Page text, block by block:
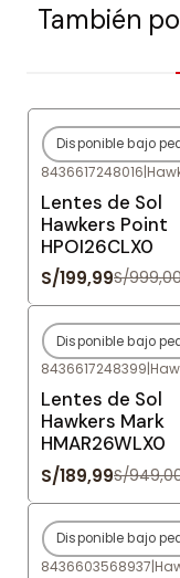
También
-80%OFF
Agotado
Disponible bajo
8436617248016|
Lentes de Sol
Hawkers Point
HPOI26CLX0
S/199,99S/
-80%OFF
Agotado
Disponible bajo
8436617248399|
Lentes de Sol
Hawkers Mark
HMAR26WLX0
S/189,99S/
-80%OFF
Agotado
Disponible bajo
8436603568937|